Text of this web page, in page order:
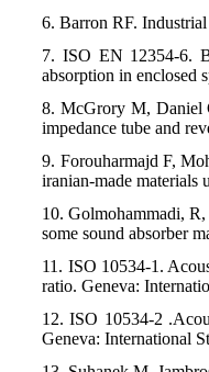
6. Barron RF.
7. ISO EN 12354-6.
absorption in enclosed
8. McGrory M, Daniel
impedance tube and
9. Forouharmajd F,
iranian-made materials
10. Golmohammadi,
some sound absorber
11. ISO 10534-1.
ratio. Geneva:
12. ISO 10534-2
Geneva: International